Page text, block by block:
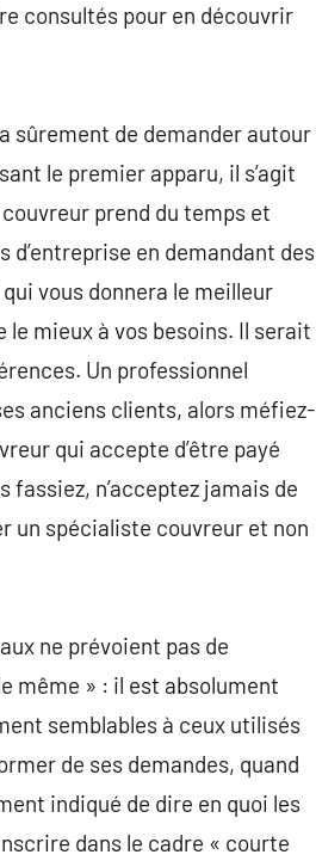
consultés pour en découvrir
sûrement de demander autour
le premier apparu, il s’agit
prend du temps et
en demandant des
vous donnera le meilleur
mieux à vos besoins. Il serait
Un professionnel
anciens clients, alors méfiez-
qui accepte d’être payé
fassiez, n’acceptez jamais de
un spécialiste couvreur et non
ne prévoient pas de
même » : il est absolument
semblables à ceux utilisés
de ses demandes, quand
indiqué de dire en quoi les
dans le cadre « courte